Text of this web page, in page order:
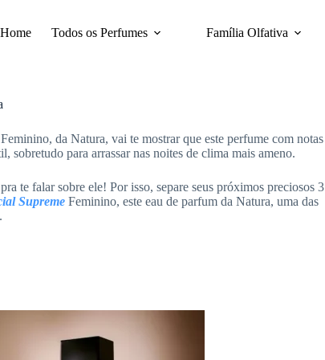
Home Todos os Perfumes Família Olfativa
Feminino, da Natura, vai te mostrar que este perfume com notas
sobretudo para arrassar nas noites de clima mais ameno.
te falar sobre ele! Por isso, separe seus próximos preciosos 3
Supreme Feminino, este eau de parfum da Natura, uma das